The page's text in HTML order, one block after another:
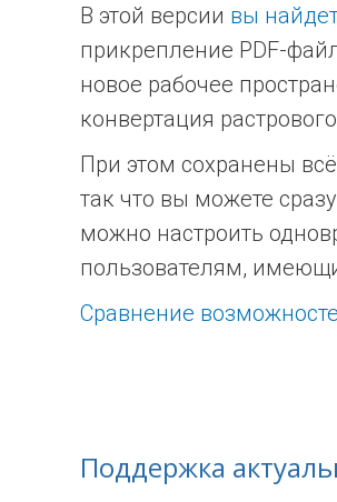
В этой версии вы
прикрепление PDF-
новое рабочее
конвертация
При этом сохранены
так что вы можете
можно настроить
пользователям,
Сравнение
Поддержка